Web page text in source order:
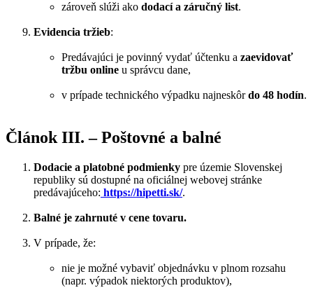
zároveň slúži ako dodací a záručný list.
Evidencia tržieb:
Predávajúci je povinný vydať účtenku a zaevidovať
tržbu online u správcu dane,
v prípade technického výpadku najneskôrdo 48 hodín.
Článok III. – Poštovné a balné
Dodacie a platobné podmienky pre územie Slovenskej
republiky sú dostupné na oficiálnej webovej stránke
predávajúceho: https://hipetti.sk/.
Balné je zahrnuté v cene tovaru.
V prípade, že:
nie je možné vybaviť objednávku v plnom rozsahu
(napr. výpadok niektorých produktov),